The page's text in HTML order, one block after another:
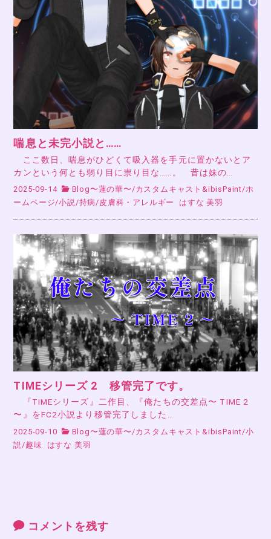
喘息と未完小説と……
ここ数日、喘息がひどくて吸入器を手元に置かないとア
カンという何とも弱り目に祟り目な……。 昔は妹の…
2025-09-14 Blog〜蓮の華〜/カスタムキャスト&ibisPaint/ホ
ームページ/小説/持病/皮膚科・アレルギー はすな 美羽
TIMEシリーズ 2 移管完了です。
『TIMEシリーズ』二作目、『俺たちの交差点〜 TIME 2
〜』をFC2小説より移管完了しました…
2025-09-10 Blog〜蓮の華〜 /カスタムキャスト&ibisPaint/小
説 /趣味 はすな 美羽
コメントを残す